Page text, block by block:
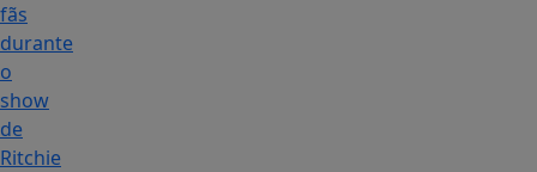
fãs
durante
o
show
de
Ritchie